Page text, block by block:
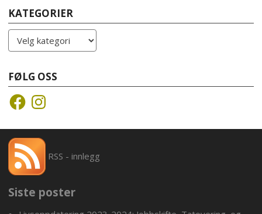
KATEGORIER
Kategorier
FØLG OSS
FacebookInstagram
RSS - innlegg
Siste poster